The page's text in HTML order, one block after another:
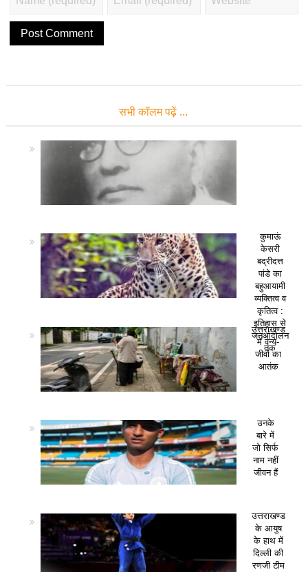
सभी कॉलम पढ़ें …
कुमाऊं
केसरी
बद्रीदत्त
पांडे का
बहुआयामी
व्यक्तित्व व
कृतित्व :
इतिहास से
जनआंदोलन
तक
उत्तराखण्ड
में वन्य-
जीवों का
आतंक
उनके
बारे में
जो सिर्फ
नाम नहीं
जीवन हैं
उत्तराखण्ड
के आयुष
के हाथ में
दिल्ली की
रणजी टीम